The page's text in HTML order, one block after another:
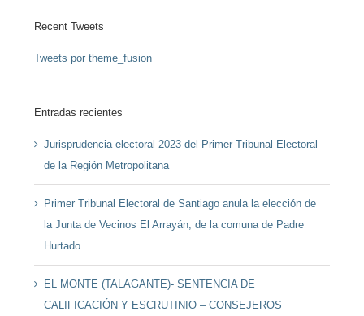
Recent Tweets
Tweets por theme_fusion
Entradas recientes
Jurisprudencia electoral 2023 del Primer Tribunal Electoral
de la Región Metropolitana
Primer Tribunal Electoral de Santiago anula la elección de
la Junta de Vecinos El Arrayán, de la comuna de Padre
Hurtado
EL MONTE (TALAGANTE)- SENTENCIA DE
CALIFICACIÓN Y ESCRUTINIO – CONSEJEROS